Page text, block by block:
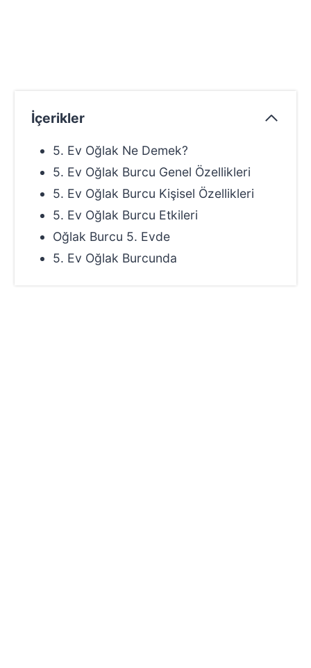
İçerikler
5. Ev Oğlak Ne Demek?
5. Ev Oğlak Burcu Genel Özellikleri
5. Ev Oğlak Burcu Kişisel Özellikleri
5. Ev Oğlak Burcu Etkileri
Oğlak Burcu 5. Evde
5. Ev Oğlak Burcunda